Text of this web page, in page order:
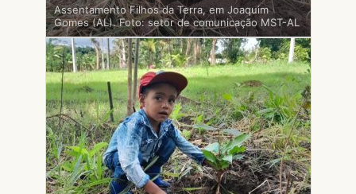
Assentamento Filhos da Terra, em Joaquim
Gomes (AL). Foto: setor de comunicação MST-AL